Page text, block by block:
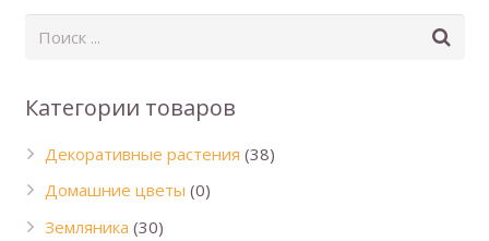
Категории товаров
Декоративные растения (38)
Домашние цветы (0)
Земляника (30)